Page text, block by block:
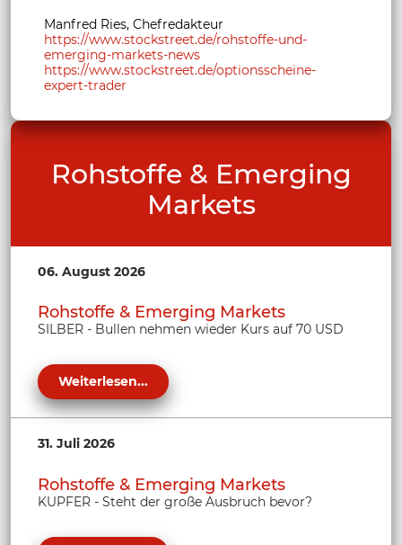
Manfred Ries, Chefredakteur
https://www.stockstreet.de/rohstoffe-und-
emerging-markets-news
https://www.stockstreet.de/optionsscheine-
expert-trader
Rohstoffe & Emerging
Markets
06. August 2026
Rohstoffe & Emerging Markets
SILBER - Bullen nehmen wieder Kurs auf 70 USD
Weiterlesen...
31. Juli 2026
Rohstoffe & Emerging Markets
KUPFER - Steht der große Ausbruch bevor?